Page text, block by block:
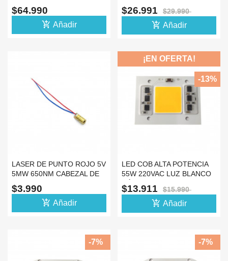
IP65 110V 220V
$64.990
add_shopping_cart Añadir
LINTERNA 5 MODOS
$26.991 $29.990
add_shopping_cart Añadir
LASER DE PUNTO ROJO 5V
5MW 650NM CABEZAL DE
KY-008
$3.990
add_shopping_cart Añadir
LED COB ALTA POTENCIA
55W 220VAC LUZ BLANCO
CÁLIDO
$13.911 $15.990
add_shopping_cart Añadir
¡EN OFERTA!
-13%
-7% -7%